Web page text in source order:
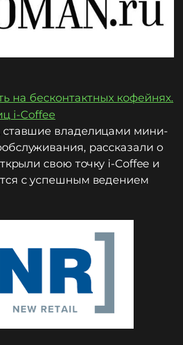
на бесконтактных кофейнях.
i-Coffee
ставшие владелицами мини-
рассказали о
свою точку i-Coffee и
с успешным ведением